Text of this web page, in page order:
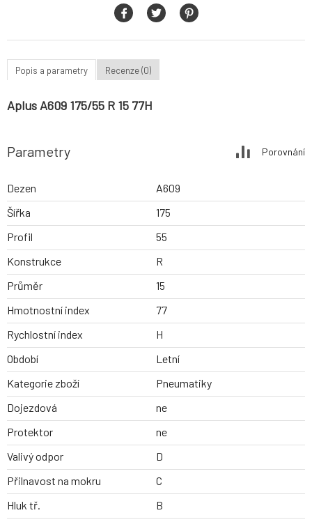
Popis a parametry Recenze (0)
Aplus A609 175/55 R 15 77H
Parametry Porovnání
Dezen
A609
Šířka
175
Profil
55
Konstrukce
R
Průměr
15
Hmotnostní index
77
Rychlostní index
H
Období
Letní
Kategorie zboží
Pneumatiky
Dojezdová
ne
Protektor
ne
Valivý odpor
D
Přilnavost na mokru
C
Hluk tř.
B